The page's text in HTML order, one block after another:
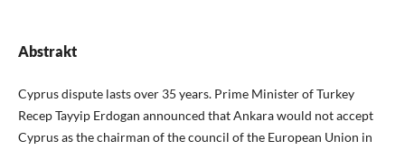
Abstrakt
Cyprus dispute lasts over 35 years. Prime Minister of Turkey
Recep Tayyip Erdogan announced that Ankara would not accept
Cyprus as the chairman of the council of the European Union in